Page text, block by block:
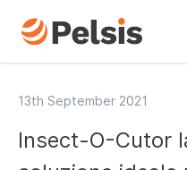
Settori di attivita’
13th September 2021
Insect-O-Cutor